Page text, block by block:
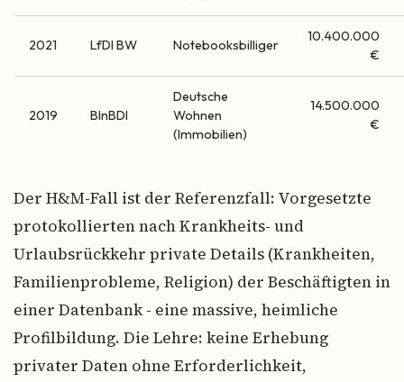
2021 LfDI BW Notebooksbilliger
10.400.000
€
2019 BlnBDI
Deutsche
Wohnen
(Immobilien)
14.500.000
€
Der H&M-Fall ist der Referenzfall: Vorgesetzte
protokollierten nach Krankheits- und
Urlaubsrückkehr private Details (Krankheiten,
Familienprobleme, Religion) der Beschäftigten in
einer Datenbank - eine massive, heimliche
Profilbildung. Die Lehre: keine Erhebung
privater Daten ohne Erforderlichkeit,